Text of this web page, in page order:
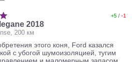
2018
200 км
+5 / -1
этого коня, Ford казался
с убогой шумоизоляцией, тугим
и маломерным запасом